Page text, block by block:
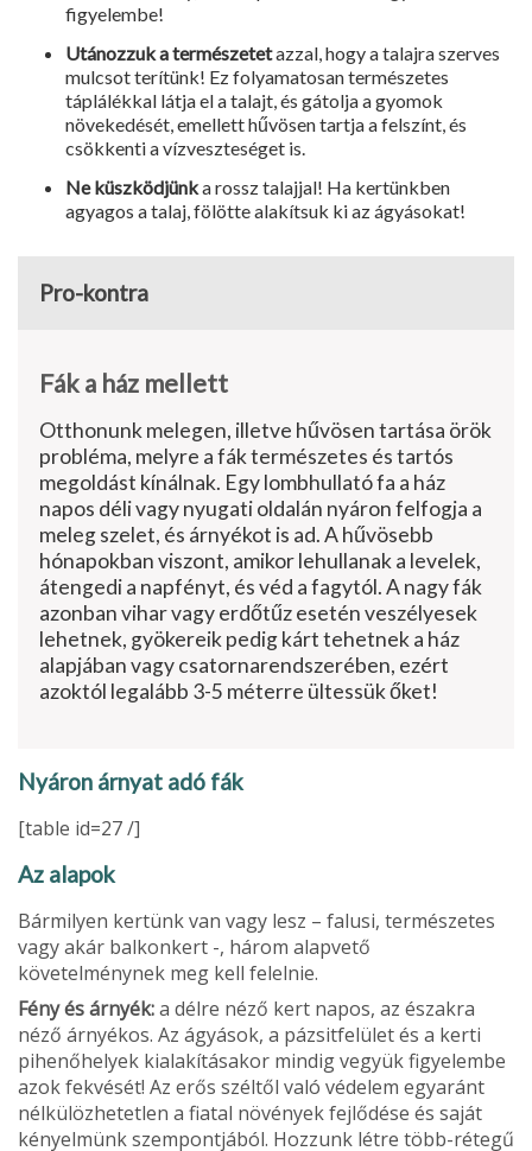
figyelembe!
Utánozzuk a természetetazzal, hogy a talajra szerves
mulcsot terítünk! Ez folyamatosan természetes
táplálékkal látja el a talajt, és gátolja a gyomok
növekedését, emellett hűvösen tartja a felszínt, és
csökkenti a vízveszteséget is.
Ne küszködjünka rossz talajjal! Ha kertünkben
agyagos a talaj, fölötte alakítsuk ki az ágyásokat!
Pro-kontra
Fák a ház mellett
Otthonunk melegen, illetve hűvösen tartása örök
probléma, melyre a fák természetes és tartós
megoldást kínálnak. Egy lombhullató fa a ház
napos déli vagy nyugati oldalán nyáron felfogja a
meleg szelet, és árnyékot is ad. A hűvösebb
hónapokban viszont, amikor lehullanak a levelek,
átengedi a napfényt, és véd a fagytól. A nagy fák
azonban vihar vagy erdőtűz esetén veszélyesek
lehetnek, gyökereik pedig kárt tehetnek a ház
alapjában vagy csatornarendszerében, ezért
azoktól legalább 3-5 méterre ültessük őket!
Nyáron árnyat adó fák
[table id=27 /]
Az alapok
Bármilyen kertünk van vagy lesz – falusi, természetes
vagy akár balkonkert -, három alapvető
követelménynek meg kell felelnie.
Fény és árnyék:a délre néző kert napos, az északra
néző árnyékos. Az ágyások, a pázsitfelület és a kerti
pihenőhelyek kialakításakor mindig vegyük figyelembe
azok fekvését! Az erős széltől való védelem egyaránt
nélkülözhetetlen a fiatal növények fejlődése és saját
kényelmünk szempontjából. Hozzunk létre több-rétegű